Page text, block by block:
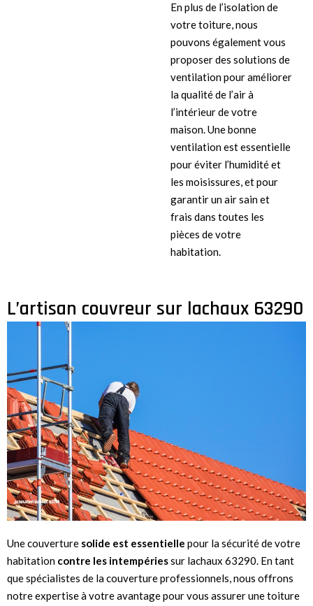
En plus de l’isolation de
votre toiture, nous
pouvons également vous
proposer des solutions de
ventilation pour améliorer
la qualité de l’air à
l’intérieur de votre
maison. Une bonne
ventilation est essentielle
pour éviter l’humidité et
les moisissures, et pour
garantir un air sain et
frais dans toutes les
pièces de votre
habitation.
L’artisan couvreur sur lachaux 63290
Une couverture solide est essentielle pour la sécurité de votre
habitation contre les intempériessur lachaux 63290. En tant
que spécialistes de la couverture professionnels, nous offrons
notre expertise à votre avantage pour vous assurer une toiture